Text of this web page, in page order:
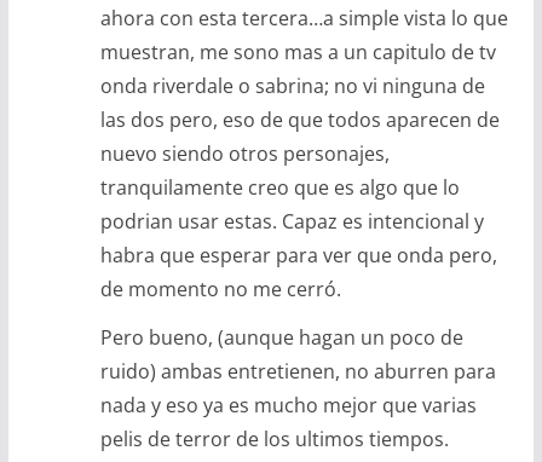
ahora con esta tercera…a simple vista lo que
muestran, me sono mas a un capitulo de tv
onda riverdale o sabrina; no vi ninguna de
las dos pero, eso de que todos aparecen de
nuevo siendo otros personajes,
tranquilamente creo que es algo que lo
podrian usar estas. Capaz es intencional y
habra que esperar para ver que onda pero,
de momento no me cerró.
Pero bueno, (aunque hagan un poco de
ruido) ambas entretienen, no aburren para
nada y eso ya es mucho mejor que varias
pelis de terror de los ultimos tiempos.